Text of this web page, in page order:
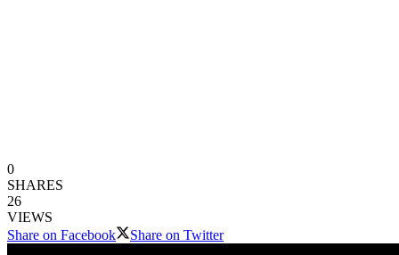
0
SHARES
26
VIEWS
Share on Facebook
Share on Twitter